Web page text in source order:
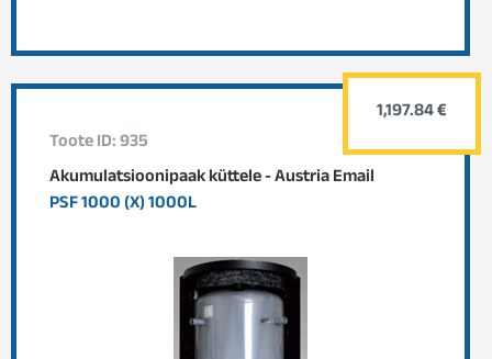
Toote ID: 935
Akumulatsioonipaak küttele - Austria Email
PSF 1000 (X) 1000L
1,197.84 €